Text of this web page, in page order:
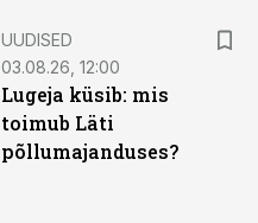
UUDISED
03.08.26, 12:00
Lugeja küsib: mis
toimub Läti
põllumajanduses?